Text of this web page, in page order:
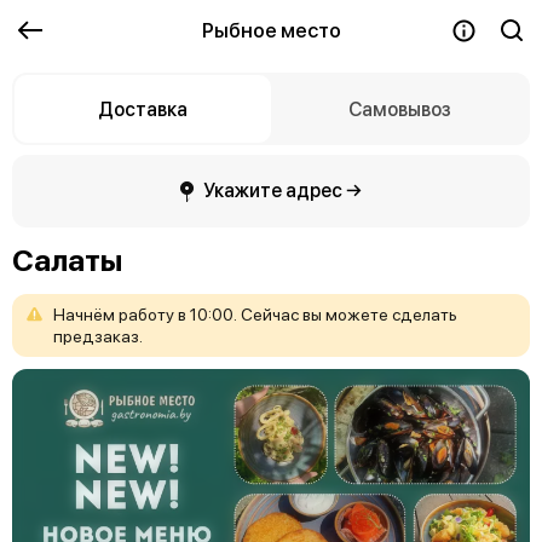
Рыбное место
Доставка Самовывоз
Укажите адрес →
Салаты
Начнём работув 10:00. Сейчасвы можете сделать
предзаказ.